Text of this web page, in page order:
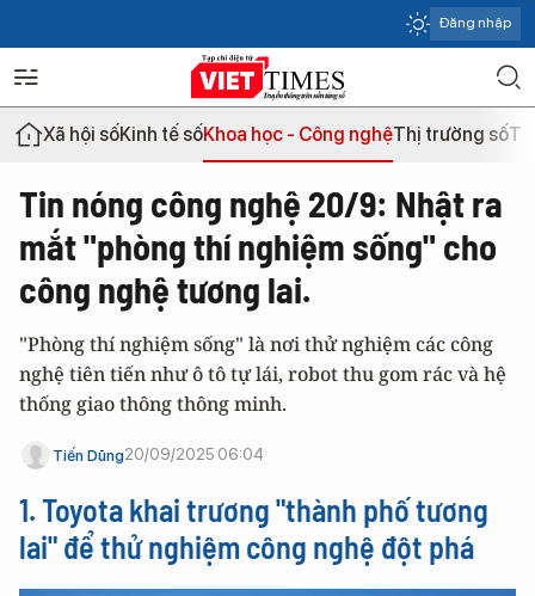
Đăng nhập
Xã hội sốKinh tế sốKhoa học - Công nghệThị trường số
Tin nóng công nghệ 20/9: Nhật ra
mắt "phòng thí nghiệm sống" cho
công nghệ tương lai.
"Phòng thí nghiệm sống" là nơi thử nghiệm các công
nghệ tiên tiến như ô tô tự lái, robot thu gom rác và hệ
thống giao thông thông minh.
Tiến Dũng20/09/2025 06:04
1. Toyota khai trương "thành phố tương
lai" để thử nghiệm công nghệ đột phá